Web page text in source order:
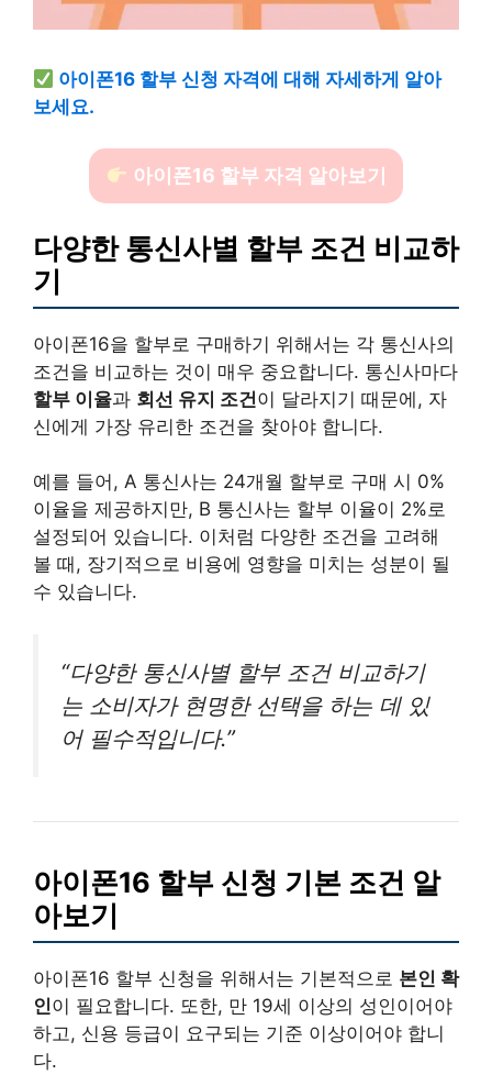
아이폰16 할부 신청 자격에 대해 자세하게 알아
보세요.
아이폰16 할부 자격 알아보기
다양한 통신사별 할부 조건 비교하
기
아이폰16을 할부로 구매하기 위해서는 각 통신사의
조건을 비교하는 것이 매우 중요합니다. 통신사마다
할부 이율과 회선 유지 조건이 달라지기 때문에, 자
신에게 가장 유리한 조건을 찾아야 합니다.
예를 들어, A 통신사는 24개월 할부로 구매 시 0%
이율을 제공하지만, B 통신사는 할부 이율이 2%로
설정되어 있습니다. 이처럼 다양한 조건을 고려해
볼 때, 장기적으로 비용에 영향을 미치는 성분이 될
수 있습니다.
“다양한 통신사별 할부 조건 비교하기
는 소비자가 현명한 선택을 하는 데 있
어 필수적입니다.”
아이폰16 할부 신청 기본 조건 알
아보기
아이폰16 할부 신청을 위해서는 기본적으로 본인 확
인이 필요합니다. 또한, 만 19세 이상의 성인이어야
하고, 신용 등급이 요구되는 기준 이상이어야 합니
다.